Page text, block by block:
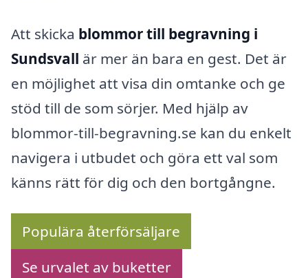
Att skicka blommor till begravning i
Sundsvall är mer än bara en gest. Det är
en möjlighet att visa din omtanke och ge
stöd till de som sörjer. Med hjälp av
blommor-till-begravning.se kan du enkelt
navigera i utbudet och göra ett val som
känns rätt för dig och den bortgångne.
Populära återförsäljare
Se urvalet av buketter